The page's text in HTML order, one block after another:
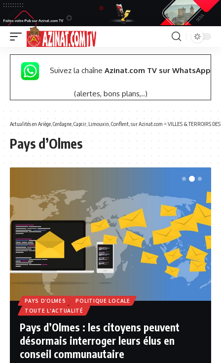
Suivez la chaîne Azinat.com TV sur WhatsApp
(alertes, bons plans,..)
Actualités en Ariège, Cerdagne, Capcir, Limouxin, Conflent, sur Azinat.com > VILLES & TERROIRS
Pays d’Olmes
PAYS D’OLMES
POLITIQUE LOCALE
TOUTE L'ACTUALITÉ
Pays d’Olmes : les citoyens peuvent
désormais interroger leurs élus en
conseil communautaire